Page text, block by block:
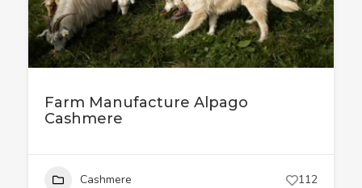
Farm Manufacture Alpago
Cashmere
Cashmere 112